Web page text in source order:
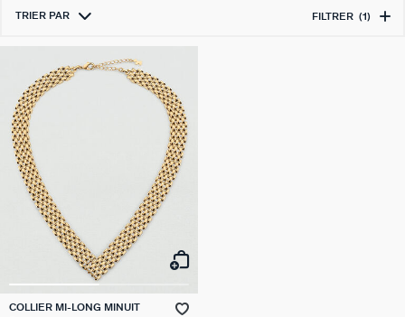
TRIER PAR FILTRER (1)
COLLIER MI-LONG MINUIT